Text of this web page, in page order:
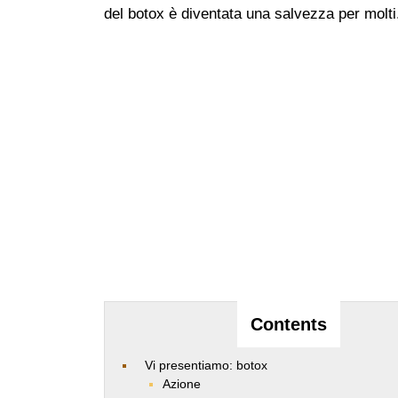
del botox è diventata una salvezza per
Contents
Vi presentiamo: botox
Azione